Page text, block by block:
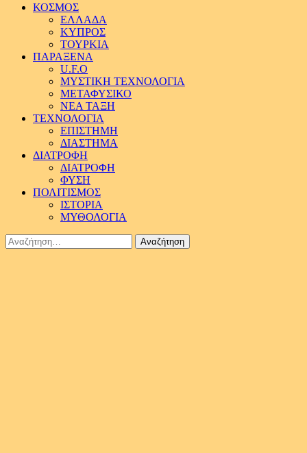
ΚΟΣΜΟΣ
ΕΛΛΑΔΑ
ΚΥΠΡΟΣ
ΤΟΥΡΚΙΑ
ΠΑΡΑΞΕΝΑ
U.F.O
ΜΥΣΤΙΚΗ ΤΕΧΝΟΛΟΓΙΑ
ΜΕΤΑΦΥΣΙΚΟ
ΝΕΑ ΤΑΞΗ
ΤΕΧΝΟΛΟΓΙΑ
ΕΠΙΣΤΗΜΗ
ΔΙΑΣΤΗΜΑ
ΔΙΑΤΡΟΦΗ
ΔΙΑΤΡΟΦΗ
ΦΥΣΗ
ΠΟΛΙΤΙΣΜΟΣ
ΙΣΤΟΡΙΑ
ΜΥΘΟΛΟΓΙΑ
Αναζήτηση
για: